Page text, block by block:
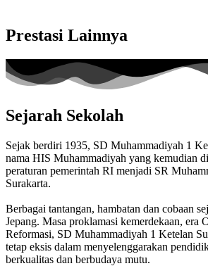
Prestasi Lainnya
Sejarah Sekolah
Sejak berdiri 1935, SD Muhammadiyah 1
nama HIS Muhammadiyah yang kemudian
peraturan pemerintah RI menjadi SR
Surakarta.
Berbagai tantangan, hambatan dan cobaan
Jepang. Masa proklamasi kemerdekaan, era
Reformasi, SD Muhammadiyah 1 Ketelan
tetap eksis dalam menyelenggarakan
berkualitas dan berbudaya mutu.